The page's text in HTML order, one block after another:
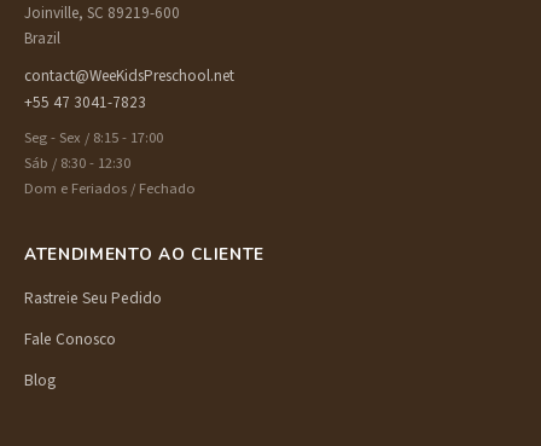
Joinville, SC 89219-600
Brazil
contact@WeeKidsPreschool.net
+55 47 3041-7823
Seg - Sex / 8:15 - 17:00
Sáb / 8:30 - 12:30
Dom e Feriados / Fechado
ATENDIMENTO AO CLIENTE
Rastreie Seu Pedido
Fale Conosco
Blog